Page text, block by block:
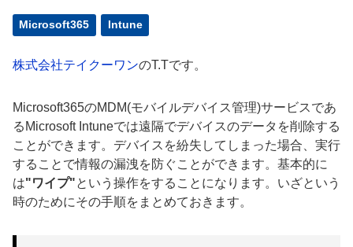
Microsoft365 Intune
株式会社テイクーワンのT.Tです。
Microsoft365のMDM(モバイルデバイス管理)サービスであ
るMicrosoft Intuneでは遠隔でデバイスのデータを削除する
ことができます。デバイスを紛失してしまった場合、実行
することで情報の漏洩を防ぐことができます。基本的に
は"ワイプ"という操作をすることになります。いざという
時のためにその手順をまとめておきます。